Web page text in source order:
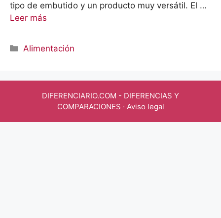
tipo de embutido y un producto muy versátil. El …
Leer más
Categorías
Alimentación
DIFERENCIARIO.COM - DIFERENCIAS Y
COMPARACIONES · Aviso legal